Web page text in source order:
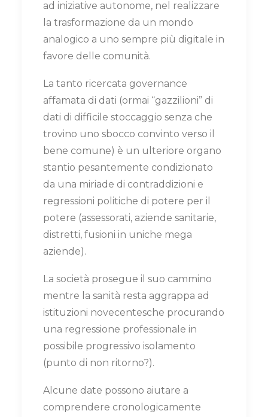
ad iniziative autonome, nel realizzare
la trasformazione da un mondo
analogico a uno sempre più digitale in
favore delle comunità.
La tanto ricercata governance
affamata di dati (ormai “gazzilioni” di
dati di difficile stoccaggio senza che
trovino uno sbocco convinto verso il
bene comune) è un ulteriore organo
stantio pesantemente condizionato
da una miriade di contraddizioni e
regressioni politiche di potere per il
potere (assessorati, aziende sanitarie,
distretti, fusioni in uniche mega
aziende).
La società prosegue il suo cammino
mentre la sanità resta aggrappa ad
istituzioni novecentesche procurando
una regressione professionale in
possibile progressivo isolamento
(punto di non ritorno?).
Alcune date possono aiutare a
comprendere cronologicamente